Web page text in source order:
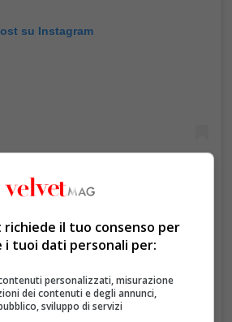
su Instagram
il tuo consenso per
i tuoi dati personali per:
personalizzati, misurazione
dei contenuti e degli annunci,
sviluppo di servizi